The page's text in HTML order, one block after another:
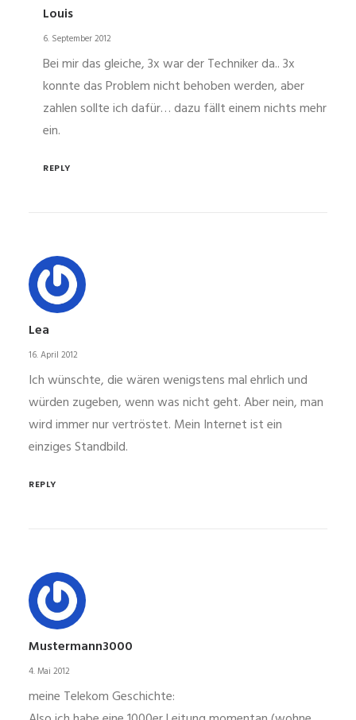
Louis
6. September 2012
Bei mir das gleiche, 3x war der Techniker da.. 3x
konnte das Problem nicht behoben werden, aber
zahlen sollte ich dafür… dazu fällt einem nichts mehr
ein.
REPLY
Lea
16. April 2012
Ich wünschte, die wären wenigstens mal ehrlich und
würden zugeben, wenn was nicht geht. Aber nein, man
wird immer nur vertröstet. Mein Internet ist ein
einziges Standbild.
REPLY
Mustermann3000
4. Mai 2012
meine Telekom Geschichte: